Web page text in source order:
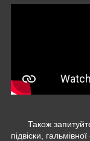
Також запитуйте
підвіски,